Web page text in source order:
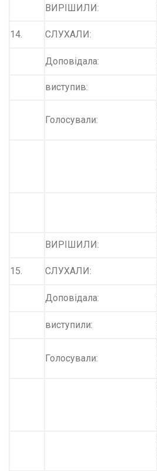
ВИРІШИЛИ:
14. СЛУХАЛИ:
Доповідала:
виступив:
Голосували:
ВИРІШИЛИ:
15. СЛУХАЛИ:
Доповідала:
виступили:
Голосували: